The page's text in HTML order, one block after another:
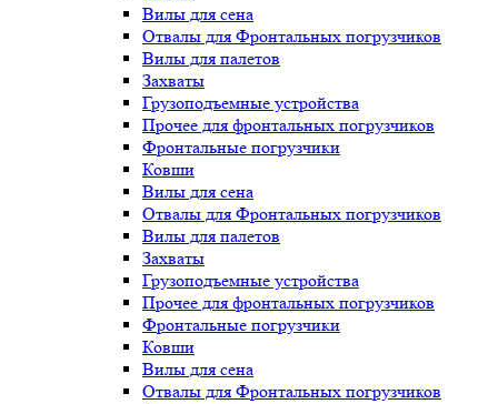
Вилы для сена
Отвалы для Фронтальных погрузчиков
Вилы для палетов
Захваты
Грузоподъемные устройства
Прочее для фронтальных погрузчиков
Фронтальные погрузчики
Ковши
Вилы для сена
Отвалы для Фронтальных погрузчиков
Вилы для палетов
Захваты
Грузоподъемные устройства
Прочее для фронтальных погрузчиков
Фронтальные погрузчики
Ковши
Вилы для сена
Отвалы для Фронтальных погрузчиков